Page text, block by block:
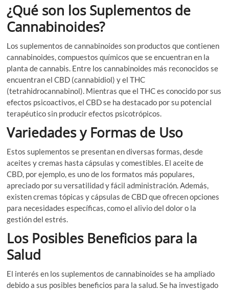
¿Qué son los Suplementos de
Cannabinoides?
Los suplementos de cannabinoides son productos que contienen
cannabinoides, compuestos químicos que se encuentran en la
planta de cannabis. Entre los cannabinoides más reconocidos se
encuentran el CBD (cannabidiol) y el THC
(tetrahidrocannabinol). Mientras que el THC es conocido por sus
efectos psicoactivos, el CBD se ha destacado por su potencial
terapéutico sin producir efectos psicotrópicos.
Variedades y Formas de Uso
Estos suplementos se presentan en diversas formas, desde
aceites y cremas hasta cápsulas y comestibles. El aceite de
CBD, por ejemplo, es uno de los formatos más populares,
apreciado por su versatilidad y fácil administración. Además,
existen cremas tópicas y cápsulas de CBD que ofrecen opciones
para necesidades específicas, como el alivio del dolor o la
gestión del estrés.
Los Posibles Beneficios para la
Salud
El interés en los suplementos de cannabinoides se ha ampliado
debido a sus posibles beneficios para la salud. Se ha investigado